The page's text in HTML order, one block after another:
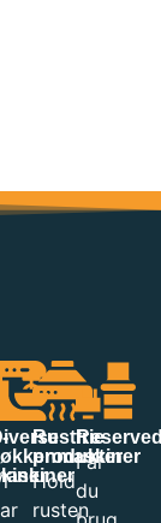
Rustfrie
produkter
Hold
rusten
Får
du